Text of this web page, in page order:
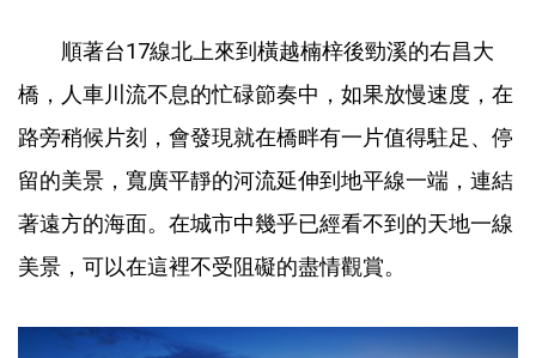
順著台17線北上來到橫越楠梓後勁溪的右昌大
橋，人車川流不息的忙碌節奏中，如果放慢速度，在
路旁稍候片刻，會發現就在橋畔有一片值得駐足、停
留的美景，寬廣平靜的河流延伸到地平線一端，連結
著遠方的海面。在城市中幾乎已經看不到的天地一線
美景，可以在這裡不受阻礙的盡情觀賞。